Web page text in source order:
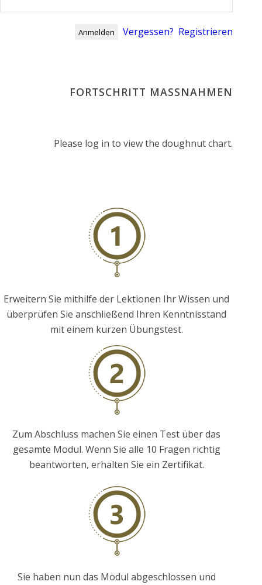
Vergessen? Registrieren
FORTSCHRITT MASSNAHMEN
Please log in to view the doughnut chart.
Erweitern Sie mithilfe der Lektionen Ihr Wissen und
überprüfen Sie anschließend Ihren Kenntnisstand
mit einem kurzen Übungstest.
Zum Abschluss machen Sie einen Test über das
gesamte Modul. Wenn Sie alle 10 Fragen richtig
beantworten, erhalten Sie ein Zertifikat.
Sie haben nun das Modul abgeschlossen und